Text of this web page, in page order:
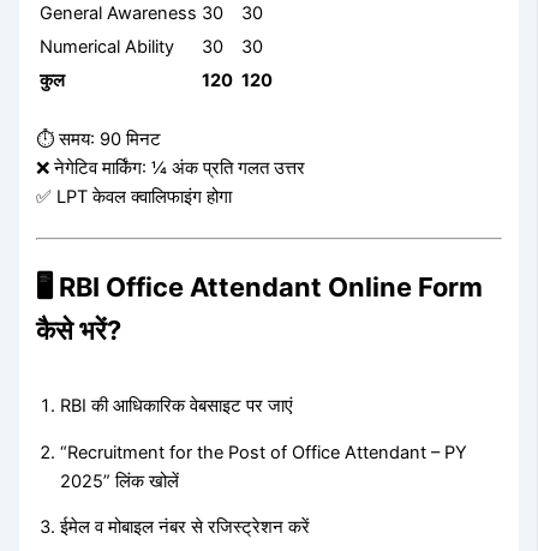
General Awareness 30
30
Numerical Ability
30
30
कुल
120 120
⏱️ समय: 90 मिनट
❌ नेगेटिव मार्किंग: ¼ अंक प्रति गलत उत्तर
✅ LPT केवल क्वालिफाइंग होगा
🖥️ RBI Office Attendant Online Form
कैसे भरें?
RBI की आधिकारिक वेबसाइट पर जाएं
“Recruitment for the Post of Office Attendant – PY
2025” लिंक खोलें
ईमेल व मोबाइल नंबर से रजिस्ट्रेशन करें